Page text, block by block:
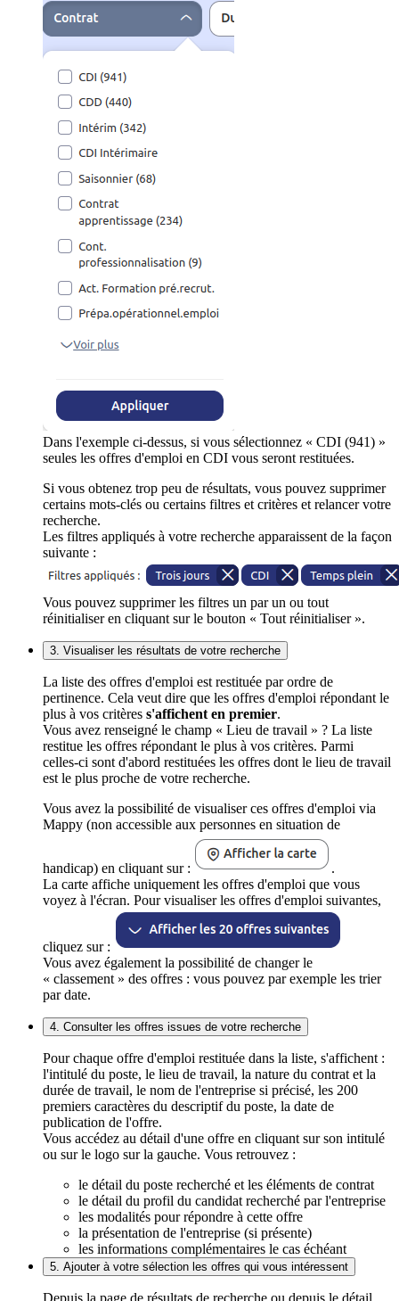
Dans l'exemple ci-dessus, si vous sélectionnez « CDI (941) »
seules les offres d'emploi en CDI vous seront restituées.
Si vous obtenez trop peu de résultats, vous pouvez supprimer
certains mots-clés ou certains filtres et critères et relancer votre
recherche.
Les filtres appliqués à votre recherche apparaissent de la façon
suivante :
Vous pouvez supprimer les filtres un par un ou tout
réinitialiser en cliquant sur le bouton « Tout réinitialiser ».
3. Visualiser les résultats de votre recherche
La liste des offres d'emploi est restituée par ordre de
pertinence. Cela veut dire que les offres d'emploi répondant le
plus à vos critères s'affichent en premier.
Vous avez renseigné le champ « Lieu de travail » ? La liste
restitue les offres répondant le plus à vos critères. Parmi
celles-ci sont d'abord restituées les offres dont le lieu de travail
est le plus proche de votre recherche.
Vous avez la possibilité de visualiser ces offres d'emploi via
Mappy (non accessible aux personnes en situation de
handicap) en cliquant sur :
.
La carte affiche uniquement les offres d'emploi que vous
voyez à l'écran. Pour visualiser les offres d'emploi suivantes,
cliquez sur :
Vous avez également la possibilité de changer le
« classement » des offres : vous pouvez par exemple les trier
par date.
4. Consulter les offres issues de votre recherche
Pour chaque offre d'emploi restituée dans la liste, s'affichent :
l'intitulé du poste, le lieu de travail, la nature du contrat et la
durée de travail, le nom de l'entreprise si précisé, les 200
premiers caractères du descriptif du poste, la date de
publication de l'offre.
Vous accédez au détail d'une offre en cliquant sur son intitulé
ou sur le logo sur la gauche. Vous retrouvez :
le détail du poste recherché et les éléments de contrat
le détail du profil du candidat recherché par l'entreprise
les modalités pour répondre à cette offre
la présentation de l'entreprise (si présente)
les informations complémentaires le cas échéant
5. Ajouter à votre sélection les offres qui vous intéressent
Depuis la page de résultats de recherche ou depuis le détail